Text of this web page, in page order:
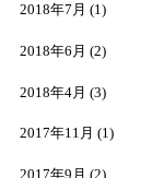
2018年7月 (1)
2018年6月 (2)
2018年4月 (3)
2017年11月 (1)
2017年9月 (2)